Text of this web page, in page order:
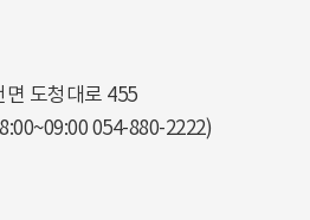
면 도청대로 455
054-880-2222)